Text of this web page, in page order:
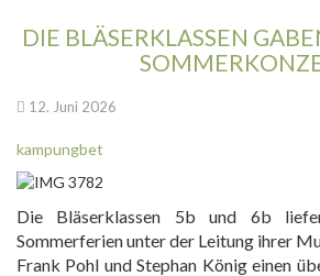
DIE BLÄSERKLASSEN
12. Juni 2026
kampungbet
Die Bläserklassen 5b und 6b
Sommerferien unter der Leitung ihrer
Frank Pohl und Stephan König einen